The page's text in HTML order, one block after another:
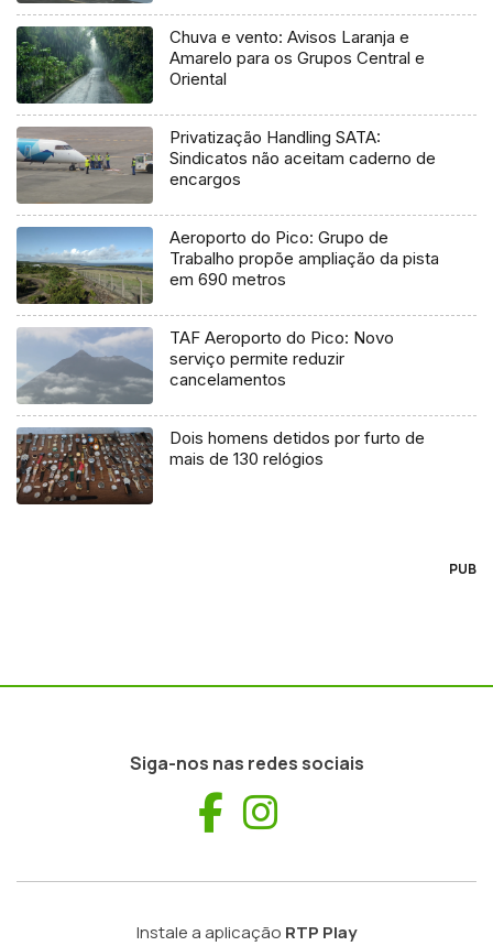
Chuva e vento: Avisos Laranja e
Amarelo para os Grupos Central e
Oriental
Privatização Handling SATA:
Sindicatos não aceitam caderno de
encargos
Aeroporto do Pico: Grupo de
Trabalho propõe ampliação da pista
em 690 metros
TAF Aeroporto do Pico: Novo
serviço permite reduzir
cancelamentos
Dois homens detidos por furto de
mais de 130 relógios
PUB
Siga-nos nas redes sociais
Facebook
Instale a aplicação RTP Play